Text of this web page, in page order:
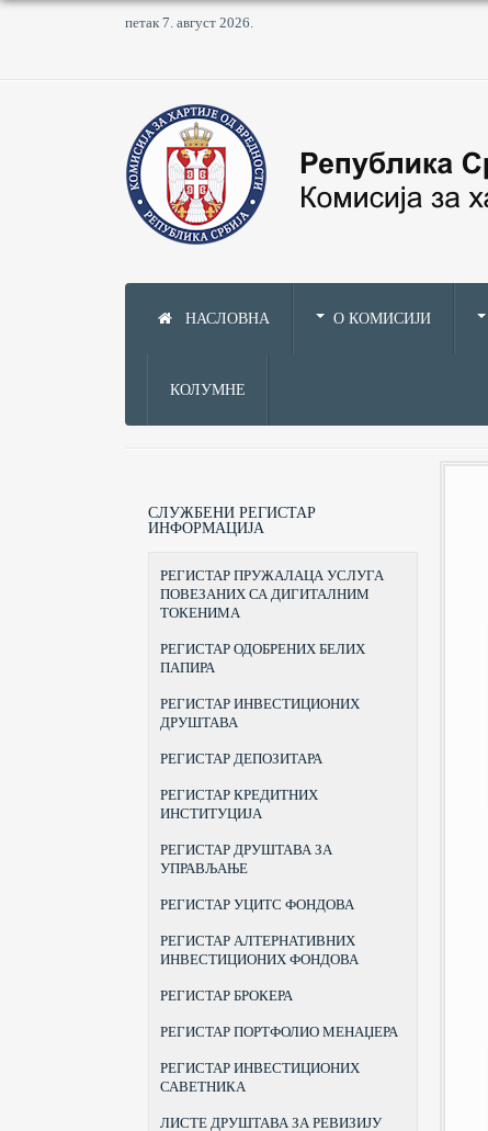
петак 7. август 2026.
НАСЛОВНА О КОМИСИЈИ
И ОВЛАШЋЕЊА
ПРEДСEДНИК И ЧЛAНOВИ
КОМИСИЈЕ
САЗИВИ
АДРЕСА И КОНТАКТИ
ПОДЗАКОНСКА АКТА
ПРАВИЛНИК О ТАРИФИ
БРОКЕРА
КУРС ЗА СТИЦАЊЕ ЗВАЊА
ИНВЕСТИЦИОНОГ САВЕТНИКА
ИСПРАВЕ
ПРАВИЛНИК О СТИЦАЊУ ЗВАЊА
ОБАВЉАЊЕ ПОСЛОВА БРОКЕРА,
ИНВЕСТИЦИОНОГ САВЕТНИКА И
ЦЕНТРАЛНИ РЕГИСТАР ХАРТИЈА
ИНВЕСТИЦИОНА ДРУШТВА
ДРУШТВА ЗА УПРАВЉАЊЕ
ИНВЕСТИЦИОНИМ ФОНДОВИМА
КОЛУМНЕ
СЛУЖБЕНИ РЕГИСТАР
ИНФОРМАЦИЈА
РЕГИСТАР ПРУЖАЛАЦА УСЛУГА
ПОВЕЗАНИХ СА ДИГИТАЛНИМ
ТОКЕНИМА
РЕГИСТАР ОДОБРЕНИХ БЕЛИХ
ПАПИРА
РЕГИСТАР ИНВЕСТИЦИОНИХ
ДРУШТАВА
РЕГИСТАР ДЕПОЗИТАРА
РЕГИСТАР КРЕДИТНИХ
ИНСТИТУЦИЈА
РЕГИСТАР ДРУШТАВА ЗА
УПРАВЉАЊЕ
РЕГИСТАР УЦИТС ФОНДОВА
РЕГИСТАР АЛТЕРНАТИВНИХ
ИНВЕСТИЦИОНИХ ФОНДОВА
РЕГИСТАР БРОКЕРА
РЕГИСТАР ПОРТФОЛИО МЕНАЏЕРА
РЕГИСТАР ИНВЕСТИЦИОНИХ
САВЕТНИКА
ЛИСТЕ ДРУШТАВА ЗА РЕВИЗИЈУ